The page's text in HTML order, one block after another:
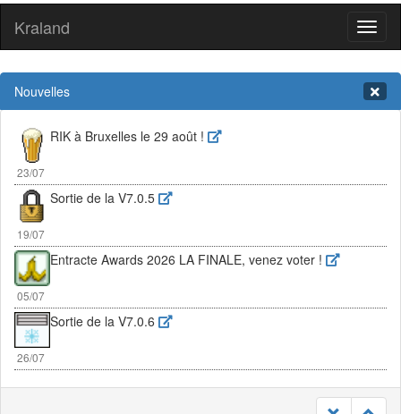
Kraland
Nouvelles
23/07
RIK à Bruxelles le 29 août !
19/07
Sortie de la V7.0.5
05/07
Entracte Awards 2026 LA FINALE, venez voter !
26/07
Sortie de la V7.0.6